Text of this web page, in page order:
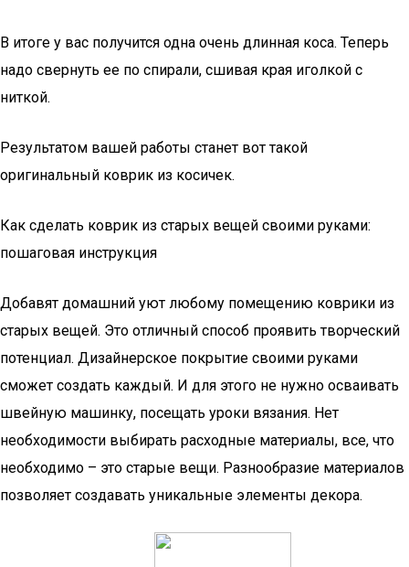
В итоге у вас получится одна очень длинная коса. Теперь
надо свернуть ее по спирали, сшивая края иголкой с
ниткой.
Результатом вашей работы станет вот такой
оригинальный коврик из косичек.
Как сделать коврик из старых вещей своими руками:
пошаговая инструкция
Добавят домашний уют любому помещению коврики из
старых вещей. Это отличный способ проявить творческий
потенциал. Дизайнерское покрытие своими руками
сможет создать каждый. И для этого не нужно осваивать
швейную машинку, посещать уроки вязания. Нет
необходимости выбирать расходные материалы, все, что
необходимо – это старые вещи. Разнообразие материалов
позволяет создавать уникальные элементы декора.